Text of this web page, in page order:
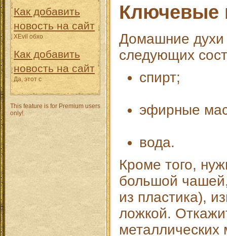
Как добавить
новость на сайт
XEvil обхо
Как добавить
новость на сайт
Да, этот с
This feature is for Premium users
only!
Ключевые
Домашние духи
следующих
спирт;
эфирные
вода.
Кроме того,
большой
из пластика),
ложкой.
металлических